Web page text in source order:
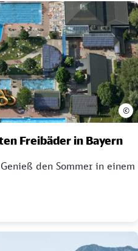
Freibäder in Bayern
den Sommer in einem
©